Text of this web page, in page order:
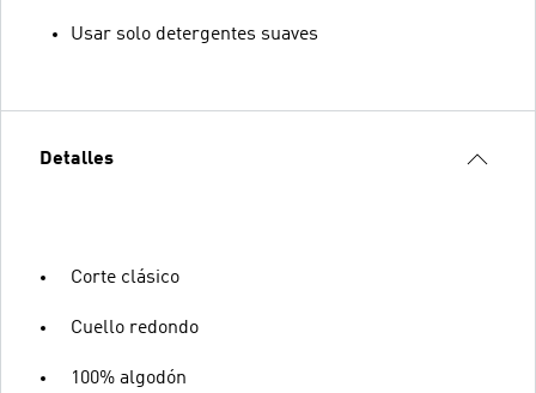
Usar solo detergentes suaves
Detalles
Corte clásico
Cuello redondo
100% algodón